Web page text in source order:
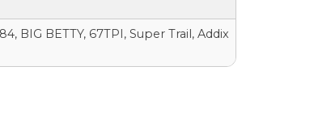
BIG BETTY, 67TPI, Super Trail, Addix